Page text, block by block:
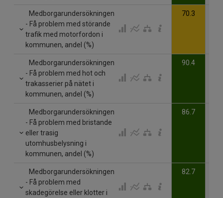
Medborgarundersökningen
- Få problem med störande
trafik med motorfordon i
kommunen, andel (%)
70.3
Medborgarundersökningen
- Få problem med hot och
trakasserier på nätet i
kommunen, andel (%)
90.4
Medborgarundersökningen
- Få problem med bristande
eller trasig
utomhusbelysning i
kommunen, andel (%)
86.7
Medborgarundersökningen
- Få problem med
skadegörelse eller klotter i
82.7